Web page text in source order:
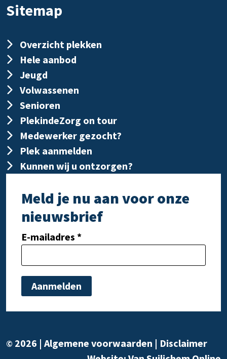
Sitemap
Overzicht plekken
Hele aanbod
Jeugd
Volwassenen
Senioren
PlekindeZorg on tour
Medewerker gezocht?
Plek aanmelden
Kunnen wij u ontzorgen?
Meld je nu aan voor onze
nieuwsbrief
E-mailadres *
© 2026 | Algemene voorwaarden | Disclaimer